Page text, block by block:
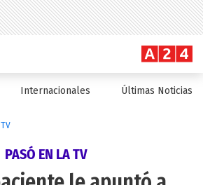
Internacionales Últimas Noticias
PASÓ EN LA TV